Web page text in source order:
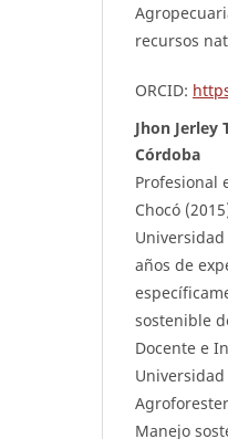
recursos
ORCID:
Jhon Jerley
Córdoba
Profesional
Chocó
años de
sostenible
Docente e
Manejo